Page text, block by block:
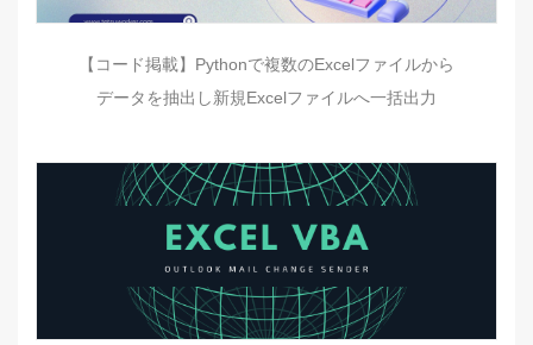
【コード掲載】Pythonで複数のExcelファイルから
データを抽出し新規Excelファイルへ一括出力